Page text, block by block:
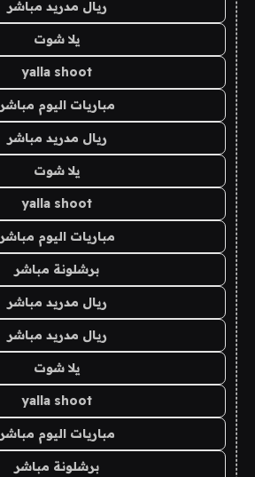
ريال مدريد مباشر
يلا شوت
yalla shoot
مباريات اليوم مباشر
ريال مدريد مباشر
يلا شوت
yalla shoot
مباريات اليوم مباشر
برشلونة مباشر
ريال مدريد مباشر
ريال مدريد مباشر
يلا شوت
yalla shoot
مباريات اليوم مباشر
برشلونة مباشر